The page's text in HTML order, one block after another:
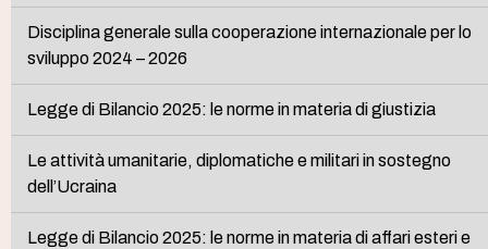
Disciplina generale sulla cooperazione internazionale per lo
sviluppo 2024 – 2026
Legge di Bilancio 2025: le norme in materia di giustizia
Le attività umanitarie, diplomatiche e militari in sostegno
dell’Ucraina
Legge di Bilancio 2025: le norme in materia di affari esteri e